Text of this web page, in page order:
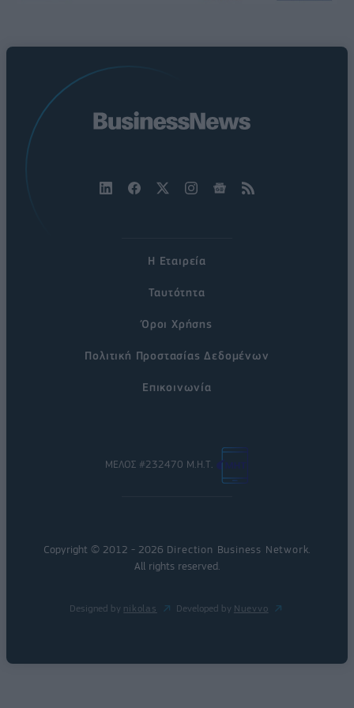
Η Εταιρεία
Ταυτότητα
Όροι Χρήσης
Πολιτική Προστασίας Δεδομένων
Επικοινωνία
ΜΕΛΟΣ #232470 Μ.Η.Τ.
Copyright © 2012 - 2026 Direction Business Network.
All rights reserved.
Designed by nikolas Developed by Nuevvo